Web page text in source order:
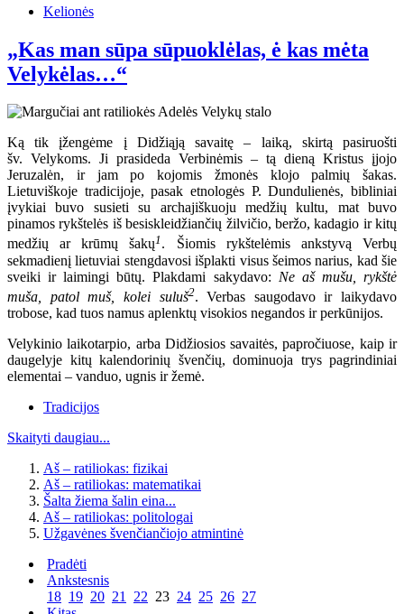
Kelionės
„Kas man sūpa sūpuoklėlas, ė kas mėta
Velykėlas…“
Ką tik įžengėme į Didžiąją savaitę – laiką, skirtą pasiruošti
šv. Velykoms. Ji prasideda Verbinėmis – tą dieną Kristus įjojo
Jeruzalėn, ir jam po kojomis žmonės klojo palmių šakas.
Lietuviškoje tradicijoje, pasak etnologės P. Dundulienės, bibliniai
įvykiai buvo susieti su archajiškuoju medžių kultu, mat buvo
pinamos rykštelės iš besiskleidžiančių žilvičio, beržo, kadagio ir kitų
medžių ar krūmų šakų1 . Šiomis rykštelėmis ankstyvą Verbų
sekmadienį lietuviai stengdavosi išplakti visus šeimos narius, kad šie
sveiki ir laimingi būtų. Plakdami sakydavo: Ne aš mušu, rykštė
muša, patol muš, kolei suluš2. Verbas saugodavo ir laikydavo
trobose, kad tuos namus aplenktų visokios negandos ir perkūnijos.
Velykinio laikotarpio, arba Didžiosios savaitės, papročiuose, kaip ir
daugelyje kitų kalendorinių švenčių, dominuoja trys pagrindiniai
elementai – vanduo, ugnis ir žemė.
Tradicijos
Skaityti daugiau...
Aš – ratiliokas: fizikai
Aš – ratiliokas: matematikai
Šalta žiema šalin eina...
Aš – ratiliokas: politologai
Užgavėnes švenčiančiojo atmintinė
Pradėti
Ankstesnis
18 19 20 21 22 23 24 25 26 27